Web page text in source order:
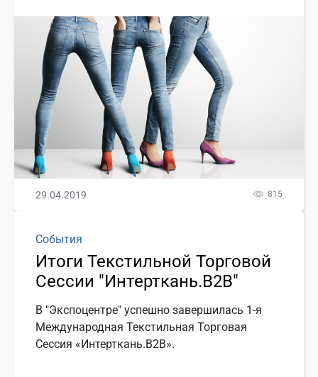
29.04.2019 815
События
Итоги Текстильной Торговой
Сессии "Интерткань.B2B"
В "Экспоцентре" успешно завершилась 1-я
Международная Текстильная Торговая
Сессия «Интерткань.B2B».